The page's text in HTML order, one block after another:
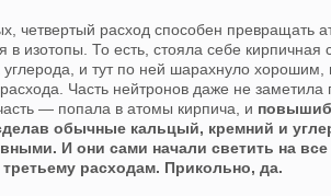
четвертый расход способен превращать
в изотопы. То есть, стояла себе кирпичная
углерода, и тут по ней шарахнуло хорошим,
расхода. Часть нейтронов даже не заметила
— попала в атомы кирпича, и
обычные кальцый, кремний и
И они сами начали светить на все
расходам. Прикольно, да.